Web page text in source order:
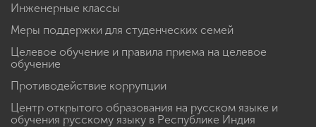
Инженерные классы
Меры поддержки для студенческих семей
Целевое обучение и правила приема на целевое
обучение
Противодействие коррупции
Центр открытого образования на русском языке и
обучения русскому языку в Республике Индия